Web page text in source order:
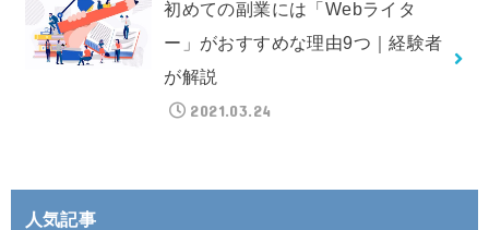
初めての副業には「Webライタ
ー」がおすすめな理由9つ｜経験者
が解説
2021.03.24
人気記事